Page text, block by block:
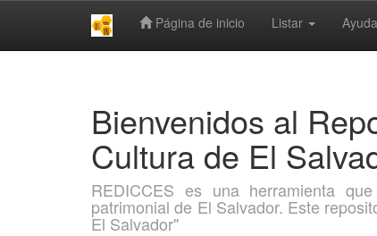
Página de inicio Listar Ayuda
Bienvenidos al
Cultura de El
REDICCES es una herramienta
patrimonial de El Salvador. Este
El Salvador"